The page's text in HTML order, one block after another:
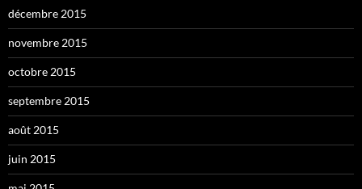
décembre 2015
novembre 2015
octobre 2015
septembre 2015
août 2015
juin 2015